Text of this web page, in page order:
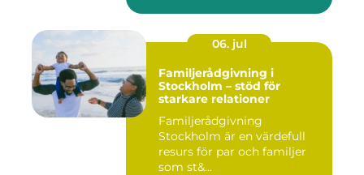
06. jul
Familjerådgivning i
Stockholm – stöd för
starkare relationer
Familjerådgivning
Stockholm är en värdefull
resurs för par och familjer
som st&...